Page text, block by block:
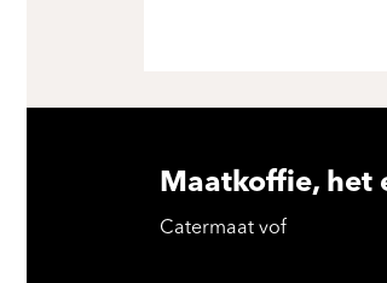
Maatkoffie, het
Catermaat vof